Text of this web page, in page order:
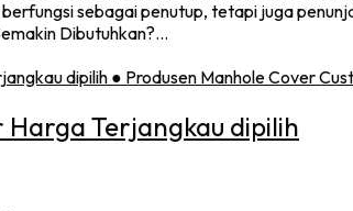
sebagai penutup, tetapi juga
Dibutuhkan?…
Terjangkau dipilih